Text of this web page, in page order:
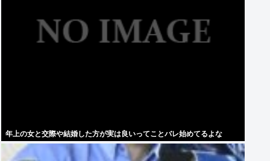
年上の女と交際や結婚した方が実は良いってことバレ始めてるよな